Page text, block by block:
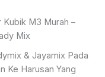
Kubik M3 Murah –
Mix
& Jayamix Pada
Ke Harusan Yang